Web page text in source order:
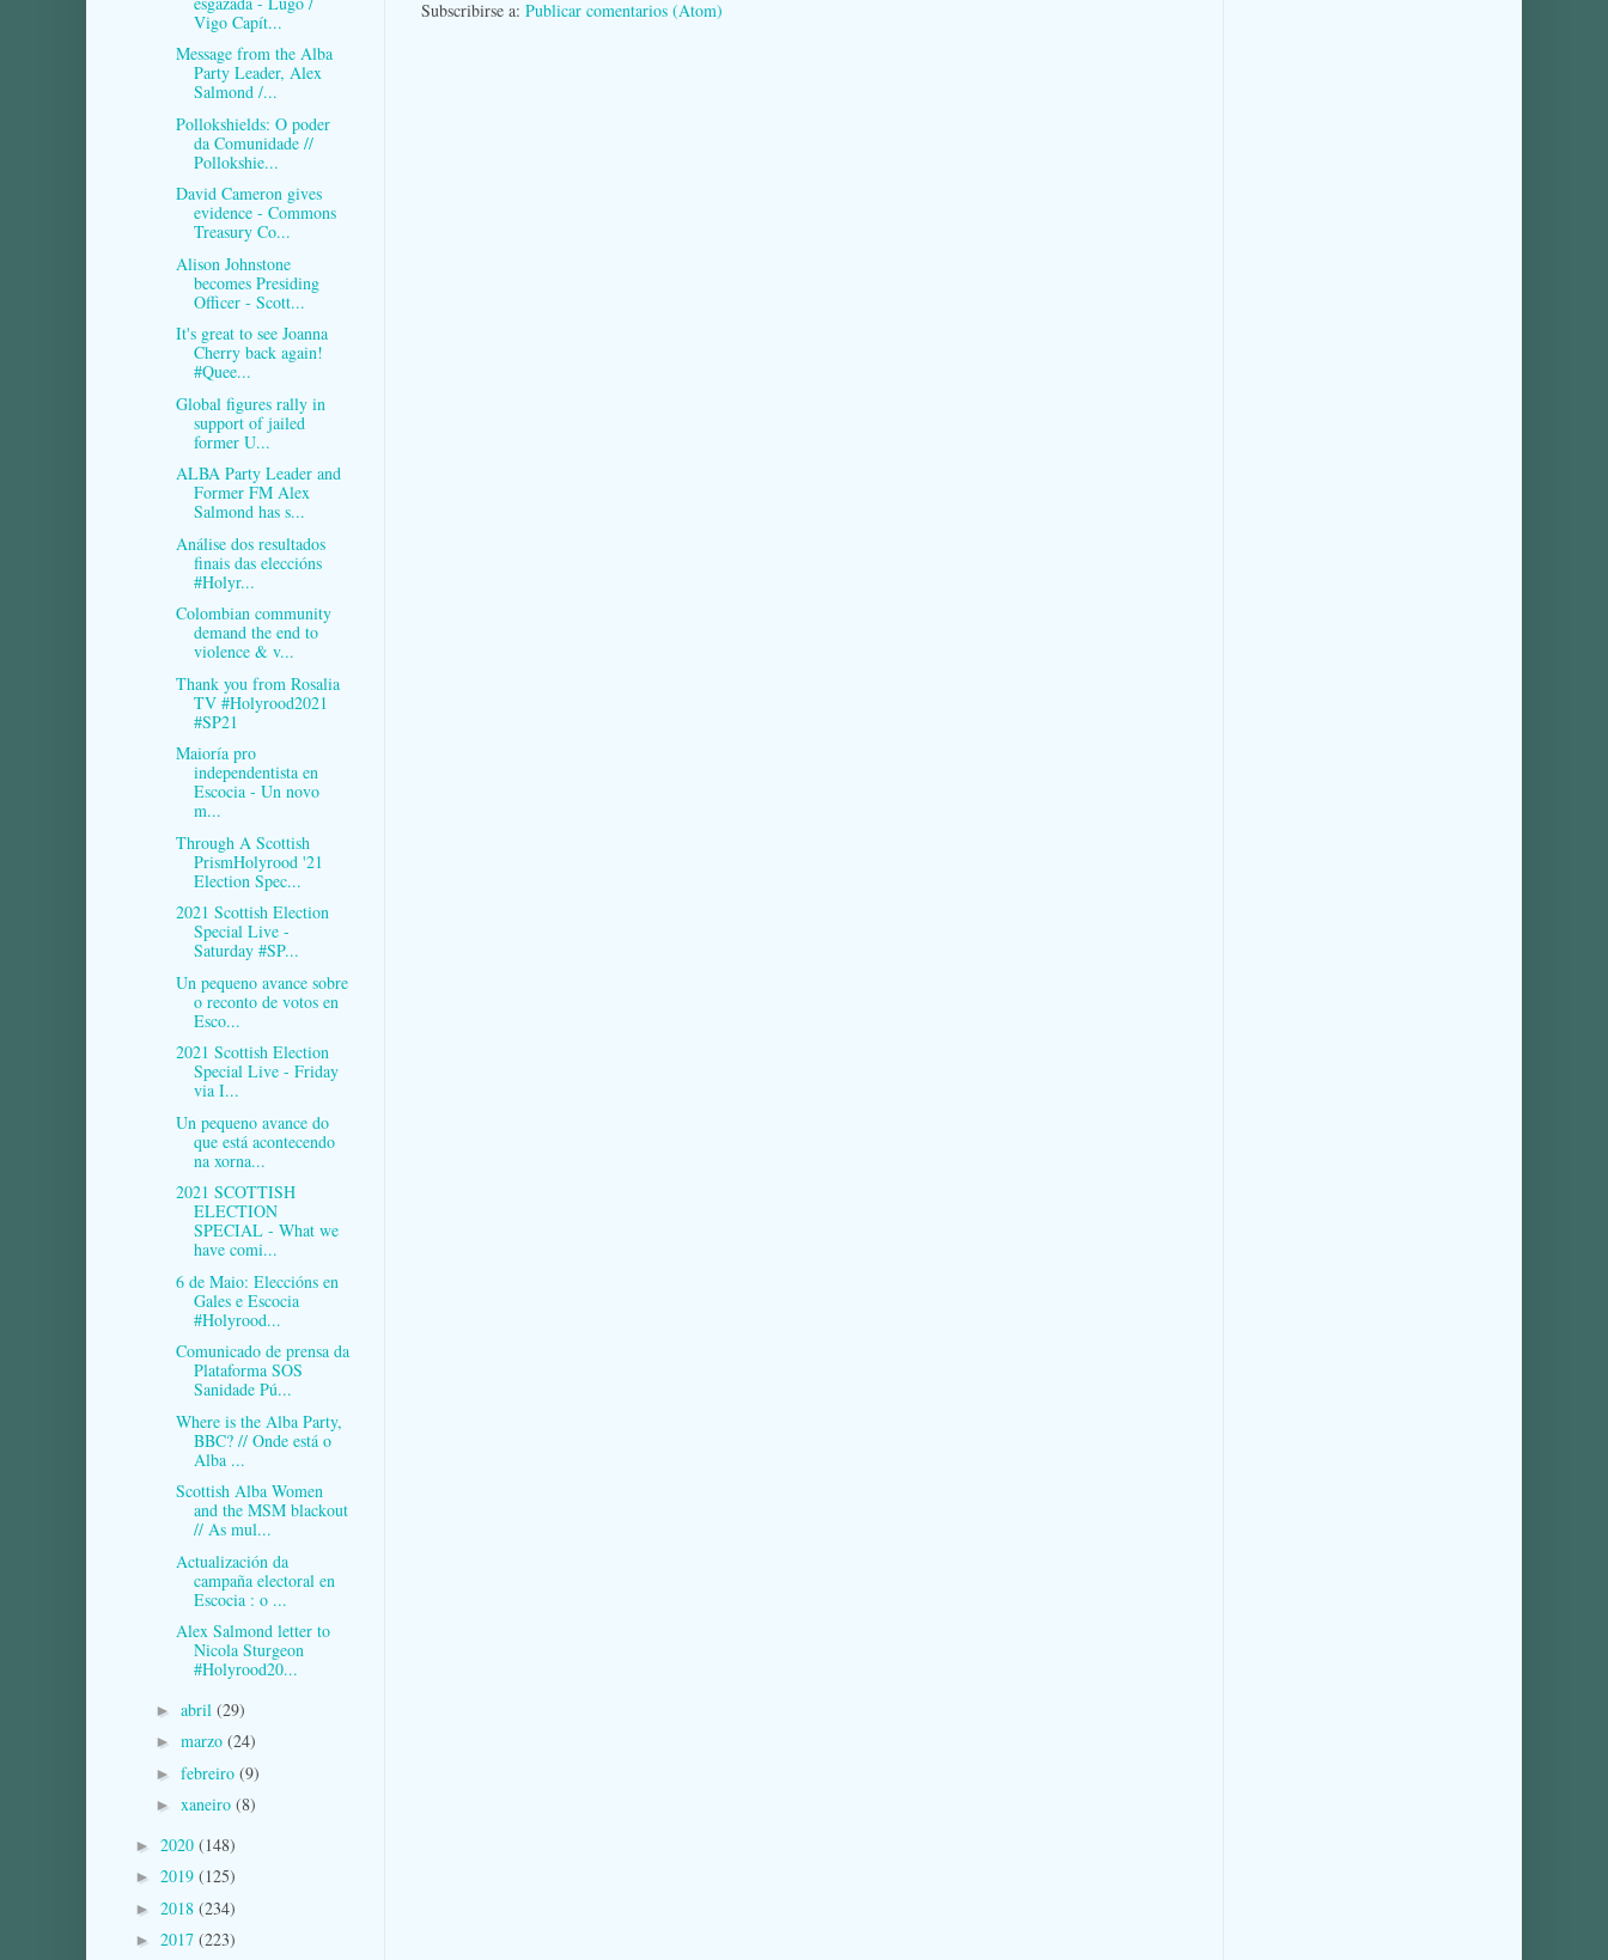
Subscribirse a: Publicar comentarios (Atom)
Vigo Capít...
Message from the Alba
Party Leader, Alex
Salmond /...
Pollokshields: O poder
da Comunidade //
Pollokshie...
David Cameron gives
evidence - Commons
Treasury Co...
Alison Johnstone
becomes Presiding
Officer - Scott...
It's great to see Joanna
Cherry back again!
#Quee...
Global figures rally in
support of jailed
former U...
ALBA Party Leader and
Former FM Alex
Salmond has s...
Análise dos resultados
finais das eleccións
#Holyr...
Colombian community
demand the end to
violence & v...
Thank you from Rosalia
TV #Holyrood2021
#SP21
Maioría pro
independentista en
Escocia - Un novo
m...
Through A Scottish
PrismHolyrood '21
Election Spec...
2021 Scottish Election
Special Live -
Saturday #SP...
Un pequeno avance sobre
o reconto de votos en
Esco...
2021 Scottish Election
Special Live - Friday
via I...
Un pequeno avance do
que está acontecendo
na xorna...
2021 SCOTTISH
ELECTION
SPECIAL - What we
have comi...
6 de Maio: Eleccións en
Gales e Escocia
#Holyrood...
Comunicado de prensa da
Plataforma SOS
Sanidade Pú...
Where is the Alba Party,
BBC? // Onde está o
Alba ...
Scottish Alba Women
and the MSM blackout
// As mul...
Actualización da
campaña electoral en
Escocia : o ...
Alex Salmond letter to
Nicola Sturgeon
#Holyrood20...
► abril (29)
► marzo (24)
► febreiro (9)
► xaneiro (8)
► 2020 (148)
► 2019 (125)
► 2018 (234)
► 2017 (223)